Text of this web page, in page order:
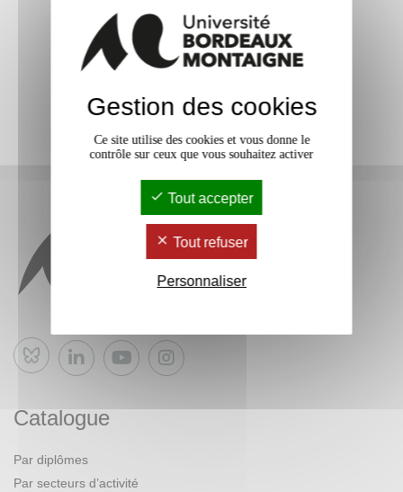
Bluesky
Catalogue
Par diplômes
Par secteurs d’activité
Gestion des cookies
Ce site utilise des cookies et vous donne le
contrôle sur ceux que vous souhaitez activer
Tout accepter
Tout refuser
Personnaliser